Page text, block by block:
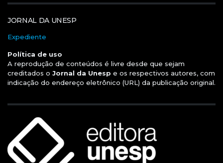
JORNAL DA UNESP
Expediente
Política de uso
A reprodução de conteúdos é livre desde que sejam
creditados o Jornal da Unesp e os respectivos autores, com
indicação do endereço eletrônico (URL) da publicação original.